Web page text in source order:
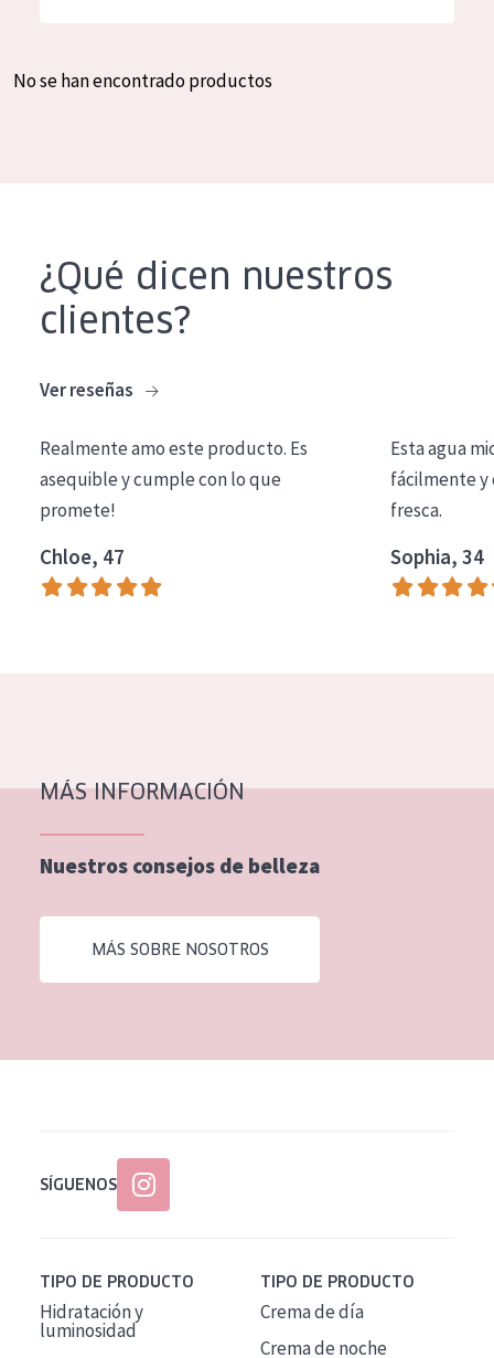
Crema de día
Crema de noche
Limpieza
COLECCIÓN
Essentials
Lift+
Piel normal y seca
Piel mixata o grasa
Piel madura
Piel expuesta al sol
Piel menopáusica
Todas las edades
Spanish
No se han encontrado productos
¿Qué dicen nuestros
clientes?
Ver reseñas
Realmente amo este producto. Es
asequible y cumple con lo que
promete!
Chloe, 47
Esta agua
fácilmente y
fresca.
Sophia, 34
MÁS INFORMACIÓN
Nuestros consejos de belleza
MÁS SOBRE NOSOTROS
SÍGUENOS
TIPO DE PRODUCTO
Hidratación y
luminosidad
TIPO DE PRODUCTO
Crema de día
Crema de noche